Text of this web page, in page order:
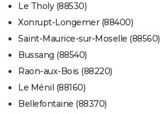
Le Tholy (88530)
Xonrupt-Longemer (88400)
Saint-Maurice-sur-Moselle (88560)
Bussang (88540)
Raon-aux-Bois (88220)
Le Ménil (88160)
Bellefontaine (88370)